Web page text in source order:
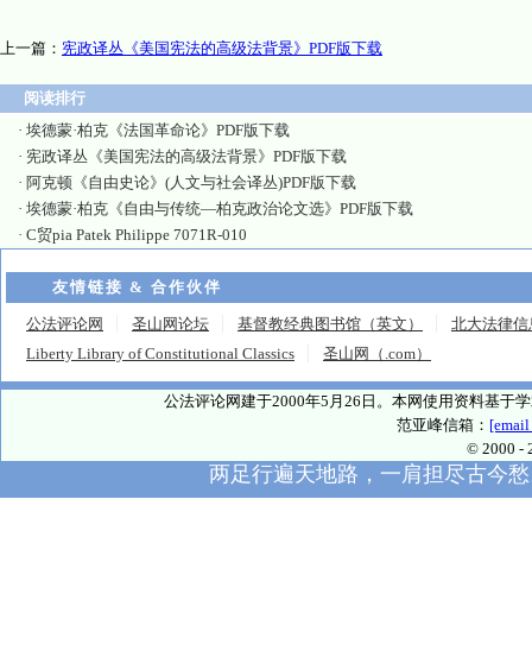
上一篇： 宪政译丛《美国宪法的高级法背景》PDF版下载
阅读排行
· 埃德蒙·柏克《法国革命论》PDF版下载
· 宪政译丛《美国宪法的高级法背景》PDF版下载
· 阿克顿《自由史论》(人文与社会译丛)PDF版下载
· 埃德蒙·柏克《自由与传统—柏克政治论文选》PDF版下载
· C贸pia Patek Philippe 7071R-010
友情链接 & 合作伙伴
公法评论网 圣山网论坛 基督教经典图书馆（英文）
北大法律信
Liberty Library of Constitutional Classics
圣山网（.com）
公法评论网建于2000年5月26日。本网使用资料基于
范亚峰信箱：
© 2000 -
两足行遍天地路，一肩担尽古今